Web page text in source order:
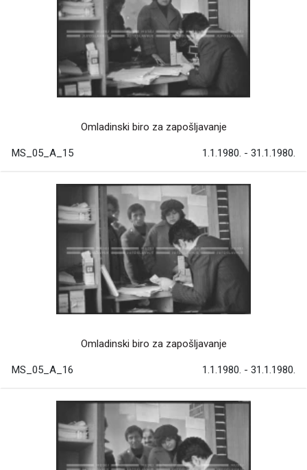
Omladinski biro za zapošljavanje
MS_05_A_15 1.1.1980. - 31.1.1980.
Omladinski biro za zapošljavanje
MS_05_A_16 1.1.1980. - 31.1.1980.